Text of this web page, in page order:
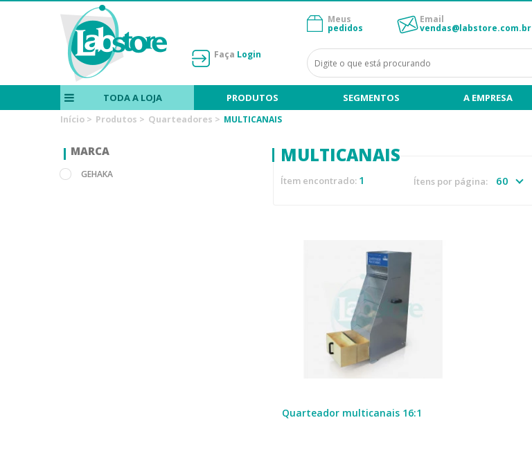
Faça Login
Meus
pedidos
Email
vendas@labstore.com.br
TODA A LOJA PRODUTOS SEGMENTOS A EMPRESA
Início > Produtos > Quarteadores > MULTICANAIS
MARCA
GEHAKA
MULTICANAIS
Ítem encontrado: 1 Ítens por página:
Quarteador multicanais 16:1